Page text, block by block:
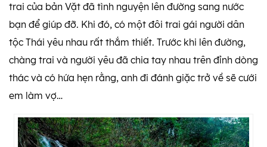
trai của bản Vặt đã tình nguyện lên đường sang nước
bạn để giúp đỡ. Khi đó, có một đôi trai gái người dân
tộc Thái yêu nhau rất thắm thiết. Trước khi lên đường,
chàng trai và người yêu đã chia tay nhau trên đỉnh dòng
thác và có hứa hẹn rằng, anh đi đánh giặc trở về sẽ cưới
em làm vợ…